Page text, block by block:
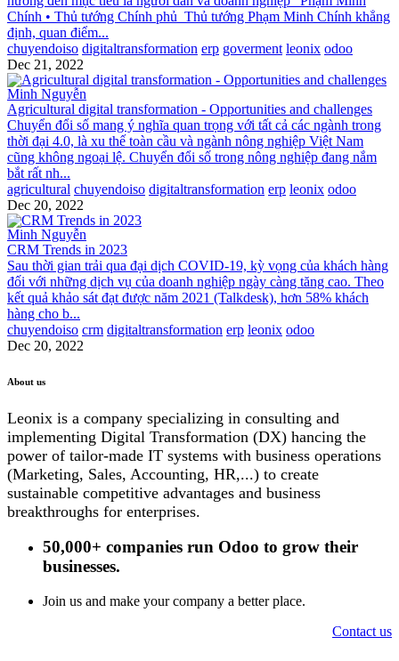
Chính • Thủ tướng Chính phủ ​ Thủ tướng Phạm Minh Chính khẳng
định, quan điểm...
chuyendoiso digitaltransformation erp goverment leonix odoo
Dec 21, 2022
Minh Nguyễn
​Agricultural digital transformation - Opportunities and challenges
Chuyển đổi số mang ý nghĩa quan trọng với tất cả các ngành trong
thời đại 4.0, là xu thế toàn cầu và ngành nông nghiệp Việt Nam
cũng không ngoại lệ. Chuyển đổi số trong nông nghiệp đang nắm
bắt rất nh...
agricultural chuyendoiso digitaltransformation erp leonix odoo
Dec 20, 2022
Minh Nguyễn
​​CRM Trends in 2023
Sau thời gian trải qua đại dịch COVID-19, kỳ vọng của khách hàng
đối với những dịch vụ của doanh nghiệp ngày càng tăng cao. Theo
kết quả khảo sát đạt được năm 2021 (Talkdesk), hơn 58% khách
hàng cho b...
chuyendoiso crm digitaltransformation erp leonix odoo
Dec 20, 2022
About us
Leonix is a company specializing in consulting and
implementing Digital Transformation (DX) hancing the
power of tailor-made IT systems with business operations
(Marketing, Sales, Accounting, HR,...) to create
sustainable competitive advantages and business
breakthroughs for enterprises.
50,000+ companies run Odoo to grow their
businesses.
Join us and make your company a better place.
Contact us